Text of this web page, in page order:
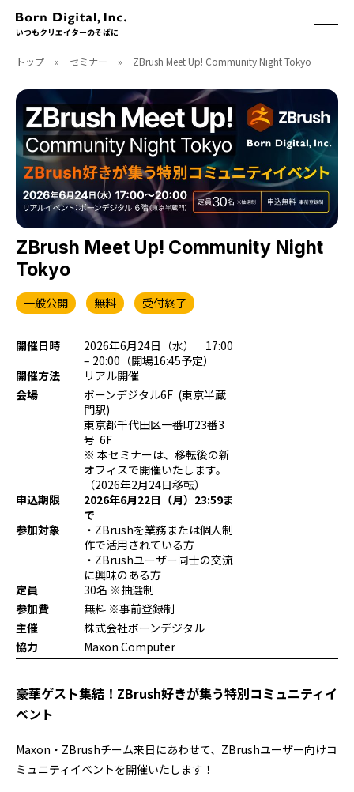
いつもクリエイターのそばに
ABOUT
CONTACT
RECRUIT
クリエイターズID
ACCESS
取扱製品
ソフトウェア
フォント
ハードウェア
ソフトウェアサポート
CGWORLD
月刊誌
別冊
刊行順
ゲーム/CG
映像/映画/アニメ
プログラミング/ウェブ
ファッション/デザイン/他
チュートリアル
スケジュール
x facebook
トップ » セミナー » ZBrush Meet Up! Community Night Tokyo
ZBrush Meet Up! Community Night
Tokyo
一般公開 無料 受付終了
開催日時
2026年6月24日（水） 17:00
– 20:00（開場16:45予定）
開催方法
リアル開催
会場
ボーンデジタル6F (東京半蔵
門駅)
東京都千代田区一番町23番3
号 6F
※ 本セミナーは、移転後の新
オフィスで開催いたします。
（2026年2月24日移転）
申込期限
2026年6月22日（月）23:59ま
で
参加対象
・ZBrushを業務または個人制
作で活用されている方
・ZBrushユーザー同士の交流
に興味のある方
定員
30名 ※抽選制
参加費
無料 ※事前登録制
主催
株式会社ボーンデジタル
協力
Maxon Computer
豪華ゲスト集結！ZBrush好きが集う特別コミュニティイ
ベント
Maxon・ZBrushチーム来日にあわせて、ZBrushユーザー向けコ
ミュニティイベントを開催いたします！